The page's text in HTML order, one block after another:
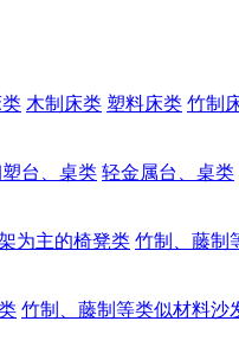
木制床类 塑料床类 竹制
台、桌类 轻金属台、桌类
为主的椅凳类 竹制、藤制
竹制、藤制等类似材料沙